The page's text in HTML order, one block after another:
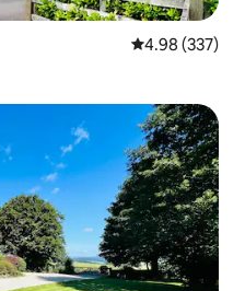
平均评分 4.98
4.98 (337)